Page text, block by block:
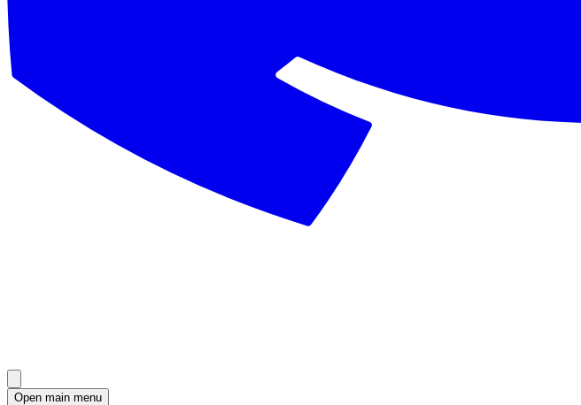
Open main menu